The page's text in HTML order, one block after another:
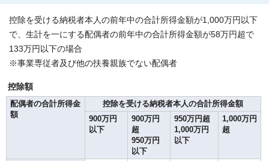
控除を受ける納税者本人の前年中の合計所得金額が1,000万円以下
で、生計を一にする配偶者の前年中の合計所得金額が58万円超で
133万円以下の場合
※事業専従者及び他の扶養親族でない配偶者
控除額
配偶者の合計所得金
額
控除を受ける納税者本人の合計所得金額
900万円
以下
900万円
超
950万円
以下
950万円超
1,000万円
以下
1,000万円
超